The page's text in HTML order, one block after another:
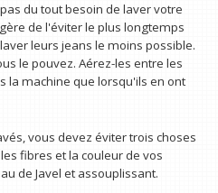
du tout besoin de laver votre
de l'éviter le plus longtemps
leurs jeans le moins possible.
le pouvez. Aérez-les entre les
la machine que lorsqu'ils en ont
vous devez éviter trois choses
fibres et la couleur de vos
de Javel et assouplissant.